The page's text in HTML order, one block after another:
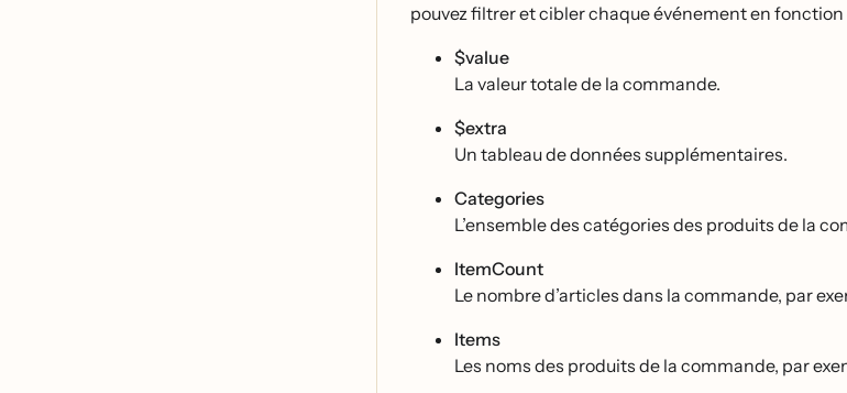
pouvez filtrer et cibler chaque événement en
$value
La valeur totale de la commande.
$extra
Un tableau de données supplémentaires.
Categories
L’ensemble des catégories des produits de la
ItemCount
Le nombre d’articles dans la commande, par
Items
Les noms des produits de la commande, par